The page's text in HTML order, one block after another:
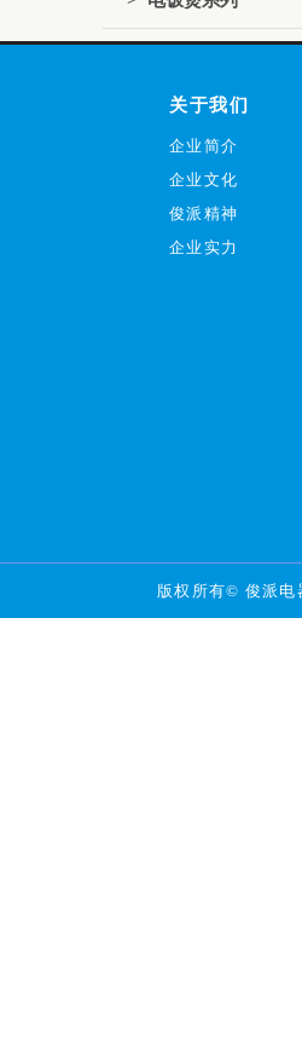
关于我们
企业简介
企业文化
俊派精神
企业实力
版权所有© 俊派电